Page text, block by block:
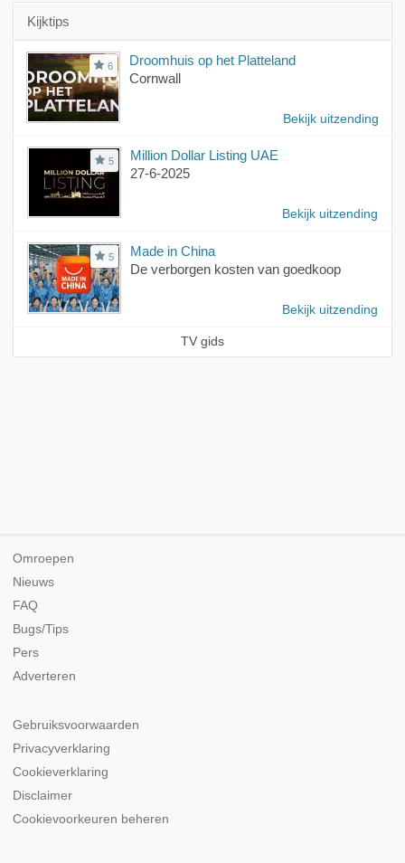
Kijktips
6
Droomhuis op het Platteland
Cornwall
Bekijk uitzending
5
Million Dollar Listing UAE
27-6-2025
Bekijk uitzending
5
Made in China
De verborgen kosten van goedkoop
Bekijk uitzending
TV gids
Omroepen
Nieuws
FAQ
Bugs/Tips
Pers
Adverteren
Gebruiksvoorwaarden
Privacyverklaring
Cookieverklaring
Disclaimer
Cookievoorkeuren beheren